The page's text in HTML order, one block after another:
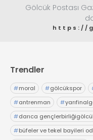
Gölcük Postası
https://
Trendler
#moral #gölcükspor
#antrenman #
#darıca
#büfeler ve tekel bayileri